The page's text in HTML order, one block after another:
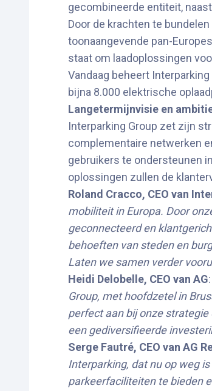
gecombineerde entiteit,
Door de krachten te
toonaangevende pan-
staat om laadoplossingen
Vandaag beheert
bijna 8.000 elektrische
Langetermijnvisie en
Interparking Group zet zijn
complementaire netwerken
gebruikers te ondersteunen
oplossingen zullen de
Roland Cracco, CEO van
mobiliteit in Europa. Door
geconnecteerd en
behoeften van steden en
Laten we samen verder
Heidi Delobelle, CEO van AG:
Group, met hoofdzetel in
perfect aan bij onze
een gediversifieerde
Serge Fautré, CEO van AG
Interparking, dat nu op weg
parkeerfaciliteiten te bieden